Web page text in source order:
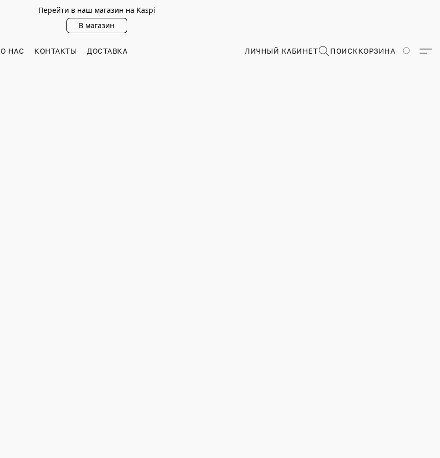
Перейти в наш магазин на Kaspi
В магазин
О НАС КОНТАКТЫ ДОСТАВКА ЛИЧНЫЙ КАБИНЕТ ПОИСККОРЗИНА